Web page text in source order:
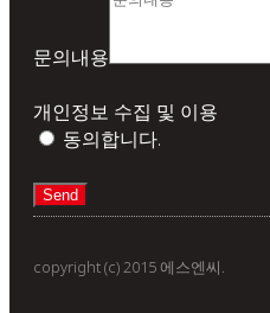
문의내용
개인정보 수집 및 이용
동의합니다.
Send
copyright (c) 2015 에스엔씨.